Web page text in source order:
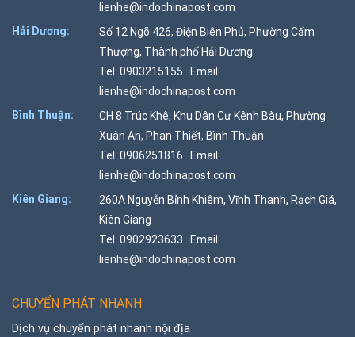
lienhe@indochinapost.com
Hải Dương:
Số 12 Ngõ 426, Điện Biên Phủ, Phường Cẩm
Thượng, Thành phố Hải Dương
Tel: 0903215155 . Email:
lienhe@indochinapost.com
Bình Thuận:
CH 8 Trúc Khê, Khu Dân Cư Kênh Bàu, Phường
Xuân An, Phan Thiết, Bình Thuận
Tel: 0906251816 . Email:
lienhe@indochinapost.com
Kiên Giang:
260A Nguyễn Bỉnh Khiêm, Vĩnh Thanh, Rạch Giá,
Kiên Giang
Tel: 0902923633 . Email:
lienhe@indochinapost.com
CHUYỂN PHÁT NHANH
Dịch vụ chuyển phát nhanh nội địa